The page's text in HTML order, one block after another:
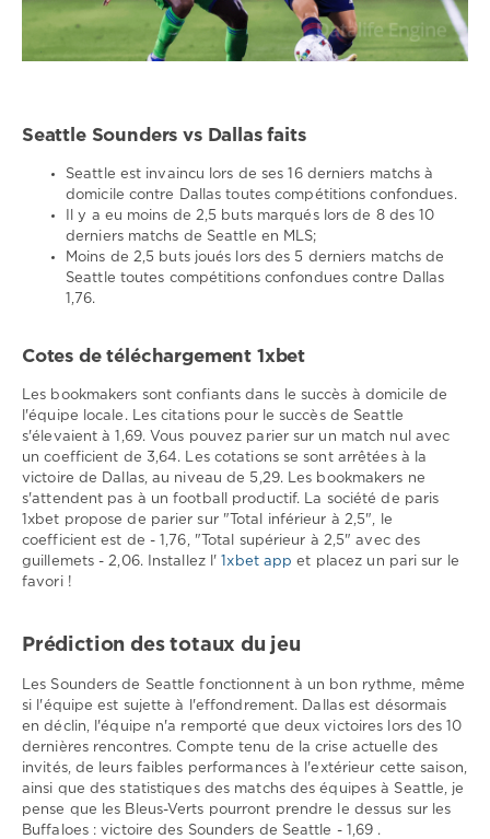
Seattle Sounders vs Dallas faits
Seattle est invaincu lors de ses 16 derniers matchs à
domicile contre Dallas toutes compétitions confondues.
Il y a eu moins de 2,5 buts marqués lors de 8 des 10
derniers matchs de Seattle en MLS;
Moins de 2,5 buts joués lors des 5 derniers matchs de
Seattle toutes compétitions confondues contre Dallas
1,76.
Cotes de téléchargement 1xbet
Les bookmakers sont confiants dans le succès à domicile de
l'équipe locale. Les citations pour le succès de Seattle
s'élevaient à 1,69. Vous pouvez parier sur un match nul avec
un coefficient de 3,64. Les cotations se sont arrêtées à la
victoire de Dallas, au niveau de 5,29. Les bookmakers ne
s'attendent pas à un football productif. La société de paris
1xbet propose de parier sur "Total inférieur à 2,5", le
coefficient est de - 1,76, "Total supérieur à 2,5" avec des
guillemets - 2,06. Installez l'
1xbet appet placez un pari sur le
favori !
Prédiction des totaux du jeu
Les Sounders de Seattle fonctionnent à un bon rythme, même
si l'équipe est sujette à l'effondrement. Dallas est désormais
en déclin, l'équipe n'a remporté que deux victoires lors des 10
dernières rencontres. Compte tenu de la crise actuelle des
invités, de leurs faibles performances à l'extérieur cette saison,
ainsi que des statistiques des matchs des équipes à Seattle, je
pense que les Bleus-Verts pourront prendre le dessus sur les
Buffaloes : victoire des Sounders de Seattle - 1,69 .